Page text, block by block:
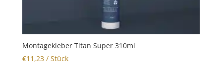
Montagekleber Titan Super 310ml
€11,23 / Stück